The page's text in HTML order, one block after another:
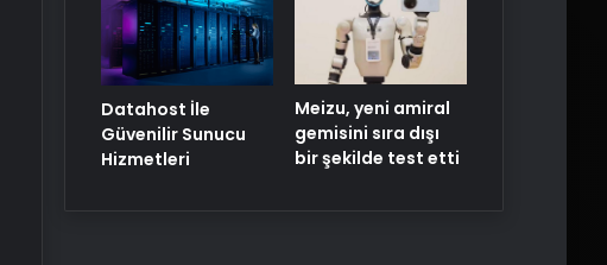
Datahost İle
Güvenilir Sunucu
Hizmetleri
Meizu, yeni amiral
gemisini sıra dışı
bir şekilde test etti